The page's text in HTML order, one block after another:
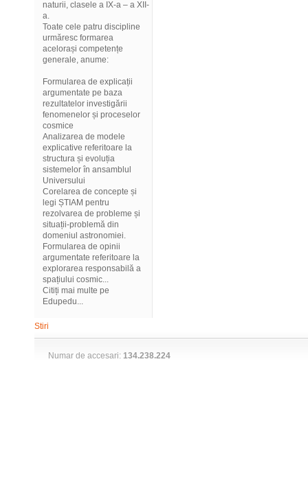
naturii, clasele a IX-a – a XII-
a.
Toate cele patru discipline
urmăresc formarea
acelorași competențe
generale, anume:
Formularea de explicații
argumentate pe baza
rezultatelor investigării
fenomenelor și proceselor
cosmice
Analizarea de modele
explicative referitoare la
structura și evoluția
sistemelor în ansamblul
Universului
Corelarea de concepte și
legi ȘTIAM pentru
rezolvarea de probleme și
situații-problemă din
domeniul astronomiei.
Formularea de opinii
argumentate referitoare la
explorarea responsabilă a
spațiului cosmic...
Citiți mai multe pe
Edupedu...
Stiri
Numar de accesari: 134.238.224